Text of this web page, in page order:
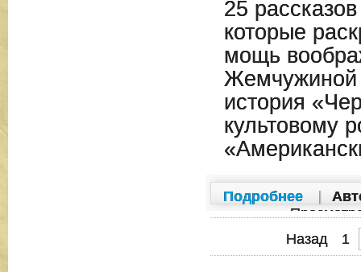
25
которые
мощь
Жемчужиной
история
культовому
Подробнее
Назад
1